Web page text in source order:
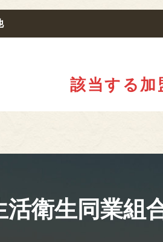
該当する加
活衛生同業組